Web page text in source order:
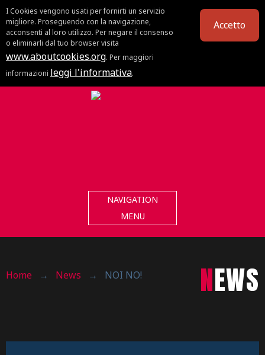
I Cookies vengono usati per fornirti un servizio
migliore. Proseguendo con la navigazione,
acconsenti al loro utilizzo. Per negare il consenso
o eliminarli dal tuo browser visita
www.aboutcookies.org. Per maggiori
informazioni leggi l'informativa.
Accetto
NAVIGATION
MENU
Home → News → NOI NO! NEWS